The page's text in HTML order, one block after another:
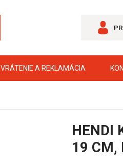
VRÁTENIE A REKLAMÁCIA
HENDI
19 CM,